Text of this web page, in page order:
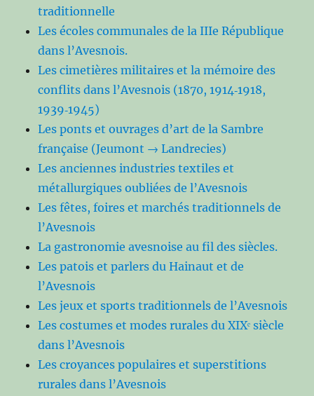
traditionnelle
Les écoles communales de la IIIe République
dans l’Avesnois.
Les cimetières militaires et la mémoire des
conflits dans l’Avesnois (1870, 1914‑1918,
1939‑1945)
Les ponts et ouvrages d’art de la Sambre
française (Jeumont → Landrecies)
Les anciennes industries textiles et
métallurgiques oubliées de l’Avesnois
Les fêtes, foires et marchés traditionnels de
l’Avesnois
La gastronomie avesnoise au fil des siècles.
Les patois et parlers du Hainaut et de
l’Avesnois
Les jeux et sports traditionnels de l’Avesnois
Les costumes et modes rurales du XIXᵉ siècle
dans l’Avesnois
Les croyances populaires et superstitions
rurales dans l’Avesnois